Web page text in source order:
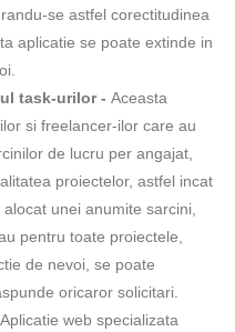
se astfel corectitudinea
aplicatie se poate extinde in
task-urilor -Aceasta
si freelancer-ilor care au
de lucru per angajat,
proiectelor, astfel incat
unei anumite sarcini,
pentru toate proiectele,
de nevoi, se poate
oricaror solicitari.
web specializata